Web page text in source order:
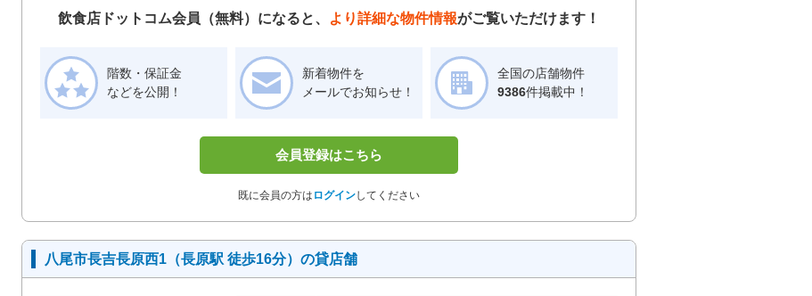
飲食店ドットコム会員（無料）になると、 より詳細な物件情報がご覧いただけます！
階数・保証金
などを公開！
新着物件を
メールでお知らせ！
全国の店舗物件
9386件掲載中！
会員登録はこちら
既に会員の方は ログインしてください
八尾市長吉長原西1（長原駅 徒歩16分）の貸店舗